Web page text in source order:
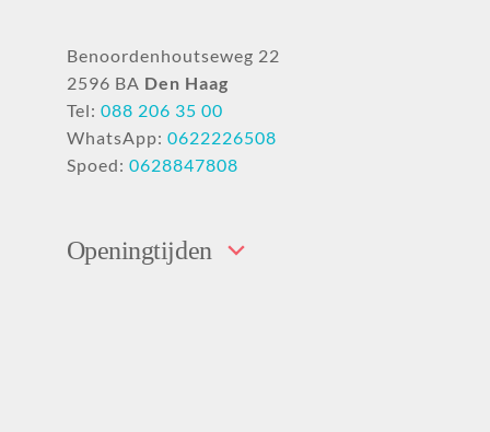
Benoordenhoutseweg 22
2596 BA Den Haag
Tel: 088 206 35 00
WhatsApp: 0622226508
Spoed: 0628847808
Openingtijden